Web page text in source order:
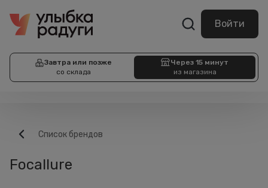
Войти
Завтра или позже
со склада
Через 15 минут
из магазина
Список брендов
Focallure